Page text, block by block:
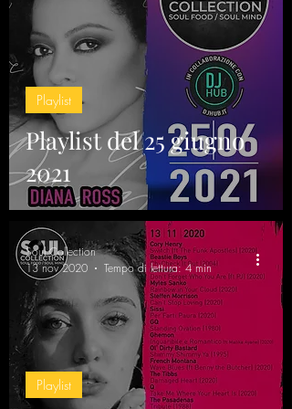
Playlist del 25 giugno
2021
Playlist
Playlist
Soul Collection
13 nov 2020
Tempo di lettura: 4 min